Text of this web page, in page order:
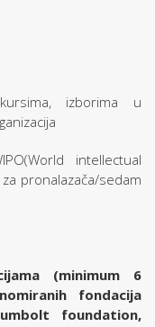
izborima u
intellectual
pronalazača/sedam
(minimum 6
fondacija
foundation,